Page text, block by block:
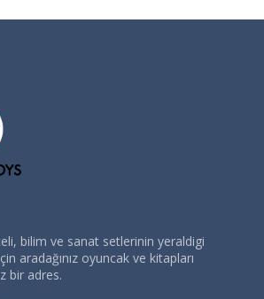
bilim ve sanat setlerinin yeraldigi
aradağınız oyuncak ve kitapları
bir adres.